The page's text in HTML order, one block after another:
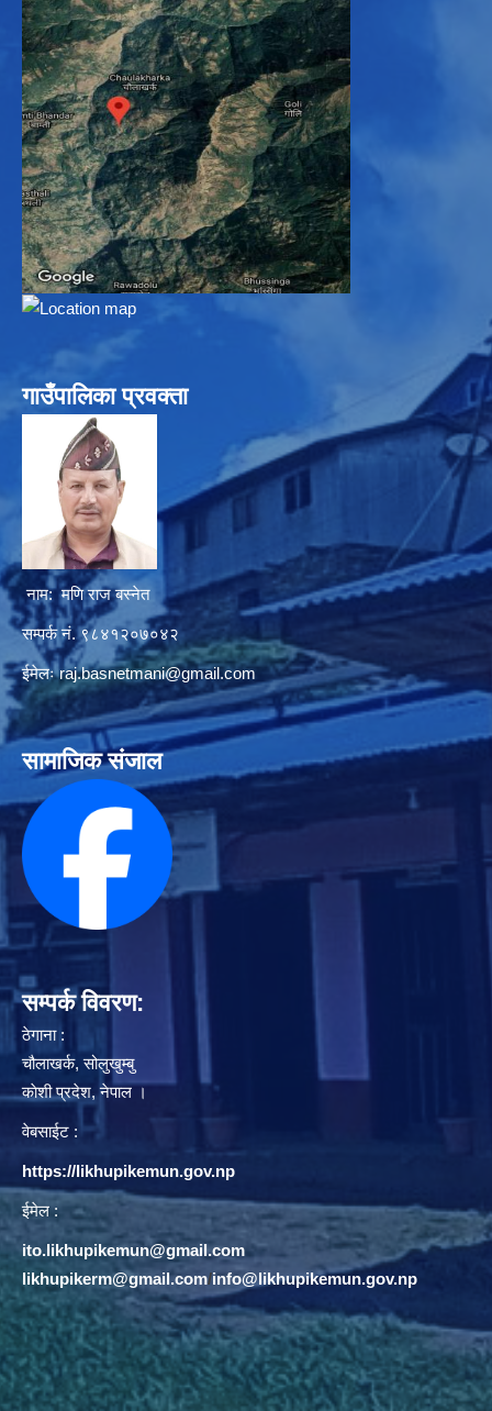
गाउँपालिका प्रवक्ता
नाम: मणि राज बस्नेत
सम्पर्क नं. ९८४१२०७०४२
ईमेलःraj.basnetmani@gmail.com
सामाजिक संजाल
सम्पर्क विवरण:
ठेगाना :
चौलाखर्क, सोलुखुम्बु
काेशी प्रदेश, नेपाल ।
वेबसाईट :
https://likhupikemun.gov.np
ईमेल :
ito.likhupikemun@gmail.com
likhupikerm@gmail.com/info@likhupikemun.gov.np